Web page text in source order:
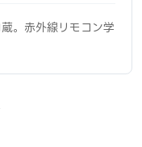
。赤外線リモコン学